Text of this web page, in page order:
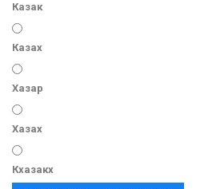
Казак
Казах
Хазар
Хазах
Кхазакх